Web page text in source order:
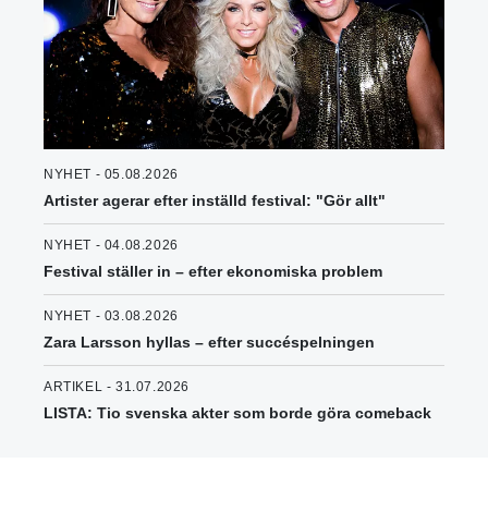
NYHET - 05.08.2026
Artister agerar efter inställd festival: "Gör allt"
NYHET - 04.08.2026
Festival ställer in – efter ekonomiska problem
NYHET - 03.08.2026
Zara Larsson hyllas – efter succéspelningen
ARTIKEL - 31.07.2026
LISTA: Tio svenska akter som borde göra comeback